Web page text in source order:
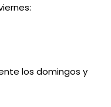
los domingos y